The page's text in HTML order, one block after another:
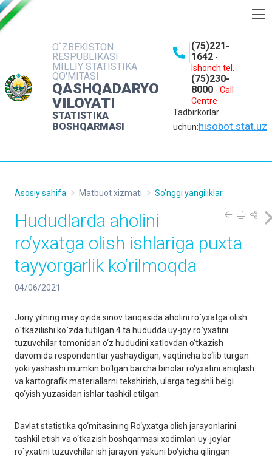
O`ZBEKISTON
RESPUBLIKASI
MILLIY STATISTIKA
QO'MITASI
QASHQADARYO
VILOYATI
STATISTIKA
BOSHQARMASI
(75)221-
1642 -
Ishonch tel.
(75)230-
8000 - Call
Centre
Tadbirkorlar
uchun:hisobot.stat.uz
OCHIQ MA'LUMOTLAR
NASHRLAR
INTERAKTIV XIZMATLAR
MATBUOT XIZMATI
KONTAKTLAR
Asosiy sahifa Matbuot xizmati So'nggi yangiliklar
Hududlarda aholini
ro‘yxatga olish ishlariga puxta
tayyorgarlik ko‘rilmoqda
04/06/2021
Joriy yilning may oyida sinov tariqasida aholini ro`yxatga olish
o`tkazilishi ko`zda tutilgan 4 ta hududda uy-joy ro`yxаtini
tuzuvchilar tomonidan o‘z hududini xatlovdan o‘tkazish
davomida respondentlar yashaydigan, vaqtincha bo‘lib turgan
yoki yashashi mumkin bo‘lgan barcha binolar ro‘yxatini aniqlash
va kartografik materiallarni tekshirish, ularga tegishli belgi
qo‘yish yuzasidan ishlar tashkil etilgаn.
Davlat statistika qo‘mitasining Ro‘yxatga olish jarayonlarini
tashkil etish va o‘tkazish boshqarmasi xodimlari uy-joylar
ro`yxаtini tuzuvchilar ish jarayoni yakuni bo‘yicha qilingan